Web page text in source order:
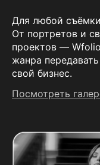
Для любой
От портретов и
проектов —
жанра
свой бизнес.
Посмотреть